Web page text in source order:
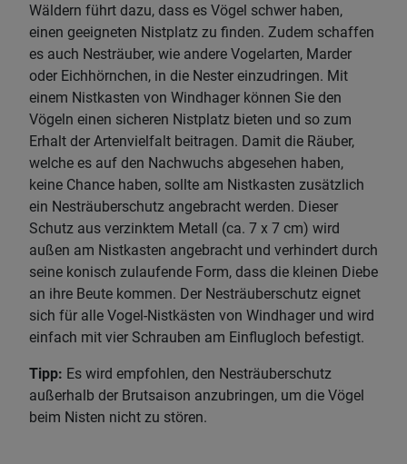
Wäldern führt dazu, dass es Vögel schwer haben,
einen geeigneten Nistplatz zu finden. Zudem schaffen
es auch Nesträuber, wie andere Vogelarten, Marder
oder Eichhörnchen, in die Nester einzudringen. Mit
einem Nistkasten von Windhager können Sie den
Vögeln einen sicheren Nistplatz bieten und so zum
Erhalt der Artenvielfalt beitragen. Damit die Räuber,
welche es auf den Nachwuchs abgesehen haben,
keine Chance haben, sollte am Nistkasten zusätzlich
ein Nesträuberschutz angebracht werden. Dieser
Schutz aus verzinktem Metall (ca. 7 x 7 cm) wird
außen am Nistkasten angebracht und verhindert durch
seine konisch zulaufende Form, dass die kleinen Diebe
an ihre Beute kommen. Der Nesträuberschutz eignet
sich für alle Vogel-Nistkästen von Windhager und wird
einfach mit vier Schrauben am Einflugloch befestigt.
Tipp: Es wird empfohlen, den Nesträuberschutz
außerhalb der Brutsaison anzubringen, um die Vögel
beim Nisten nicht zu stören.